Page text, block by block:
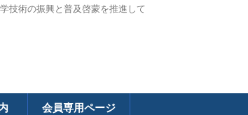
技術の振興と普及啓蒙を推進して
会員専用ページ